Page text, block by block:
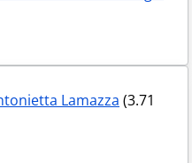
Lamazza (3.71